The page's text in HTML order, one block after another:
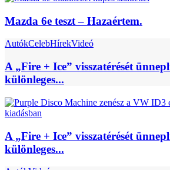
Mazda 6e teszt – Hazaértem.
AutókCelebHírekVideó
A „Fire + Ice” visszatérését
különleges...
A „Fire + Ice” visszatérését
különleges...